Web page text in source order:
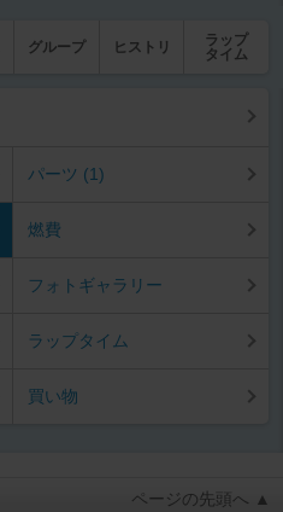
グループ ヒストリ
ラップ
タイム
パーツ (1)
燃費
フォトギャラリー
ラップタイム
買い物
ページの先頭へ ▲